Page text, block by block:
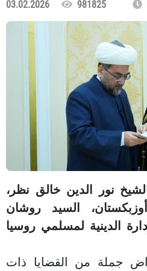
03.02.2026 981825
نور الدين خالق نظر،
السيد روشان
الدينية لمسلمي روسيا
جملة من القضايا ذات